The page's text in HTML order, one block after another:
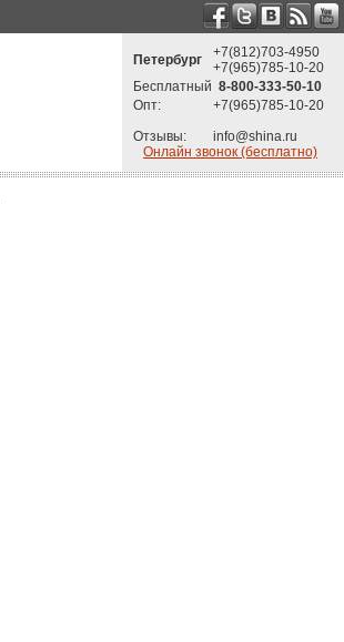
Петербург
+7(812)703-4950
+7(965)785-10-20
Бесплатный 8-800-333-50-10
Опт:
+7(965)785-10-20
Отзывы:
info@shina.ru
Онлайн звонок (бесплатно)